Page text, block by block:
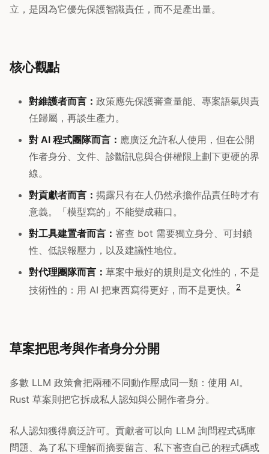
立，是因為它優先保護智識責任，而不是產出量。
核心觀點
對維護者而言： 政策應先保護審查量能、專案語氣與責
任歸屬，再談生產力。
對 AI 程式團隊而言： 應廣泛允許私人使用，但在公開
作者身分、文件、診斷訊息與合併權限上劃下更硬的界
線。
對貢獻者而言： 揭露只有在人仍然承擔作品責任時才有
意義。「模型寫的」不能變成藉口。
對工具建置者而言： 審查 bot 需要獨立身分、可封鎖
性、低誤報壓力，以及建議性地位。
對代理團隊而言： 草案中最好的規則是文化性的，不是
技術性的：用 AI 把東西寫得更好，而不是更快。
2
草案把思考與作者身分分開
多數 LLM 政策會把兩種不同動作壓成同一類：使用 AI。
Rust 草案則把它拆成私人認知與公開作者身分。
私人認知獲得廣泛許可。貢獻者可以向 LLM 詢問程式碼庫
問題、為了私下理解而摘要留言、私下審查自己的程式碼或